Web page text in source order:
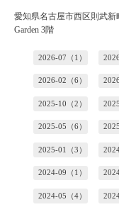
愛知県名古屋市西区則武新
Garden 3階
2026-07（1）
2026-02（6）
2025-10（2）
2025-05（6）
2025-01（3）
2024-09（1）
2024-05（4）